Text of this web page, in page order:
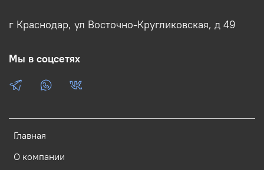
Главная
О компании
г Краснодар, ул Восточно-Кругликовская, д 49
Мы в соцсетях